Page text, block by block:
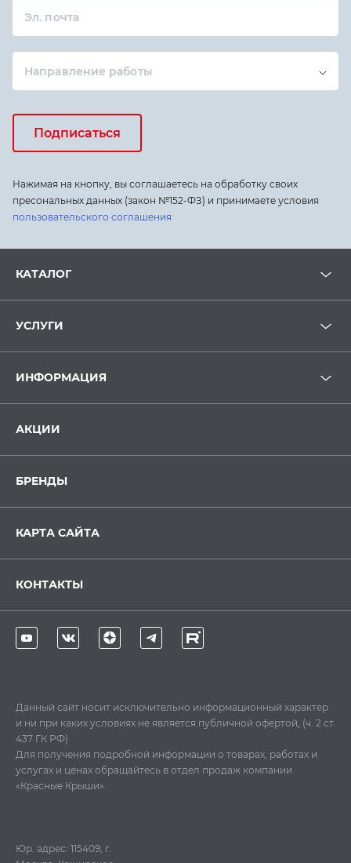
Эл. почта
Направление работы
Подписаться
Нажимая на кнопку, вы соглашаетесь на обработку своих
пресональных данных (закон №152-ФЗ) и принимаете условия
пользовательского соглашения
КАТАЛОГ
УСЛУГИ
ИНФОРМАЦИЯ
АКЦИИ
БРЕНДЫ
КАРТА САЙТА
КОНТАКТЫ
Данный сайт носит исключительно информационный характер
и ни при каких условиях не является публичной офертой, (ч. 2 ст.
437 ГК РФ)
Для получения подробной информации о товарах, работах и
услугах и ценах обращайтесь в отдел продаж компании
«Красные Крыши».
Юр. адрес: 115409, г.